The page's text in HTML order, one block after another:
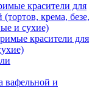
красители для
крема, безе,
и сухие)
красители для
вафельной и